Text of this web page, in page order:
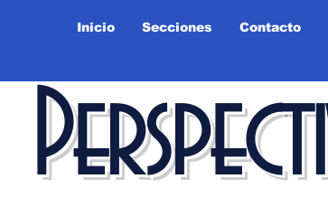
Inicio Secciones Contacto